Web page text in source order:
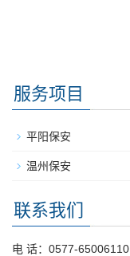
服务项目
平阳保安
温州保安
联系我们
电 话：0577-65006110